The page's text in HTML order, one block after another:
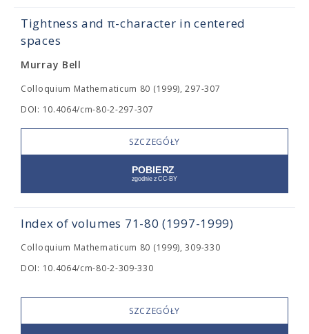
Tightness and π-character in centered
spaces
Murray Bell
Colloquium Mathematicum 80 (1999), 297-307
DOI: 10.4064/cm-80-2-297-307
SZCZEGÓŁY
Index of volumes 71-80 (1997-1999)
Colloquium Mathematicum 80 (1999), 309-330
DOI: 10.4064/cm-80-2-309-330
SZCZEGÓŁY